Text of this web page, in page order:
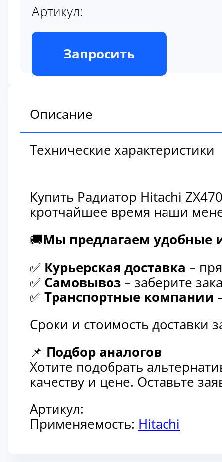
Артикул:
В наличии
Запросить
Описание
Технические характеристики
Купить Радиатор Hitachi
кротчайшее время наши
🚚Мы предлагаем удобные
✅ Курьерская доставка –
✅ Самовывоз – заберите
✅ Транспортные компании
Сроки и стоимость доставки
📌 Подбор аналогов
Хотите подобрать
качеству и цене. Оставьте
Артикул:
Применяемость: Hitachi